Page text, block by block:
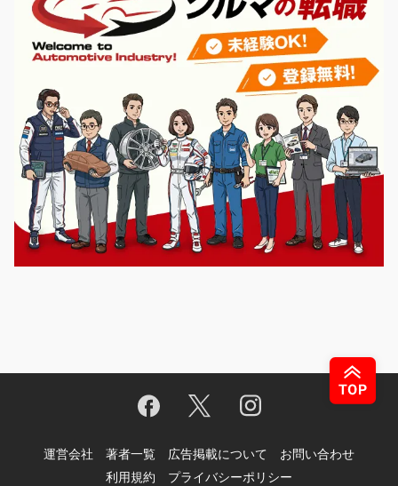
運営会社 著者一覧 広告掲載について
お問い合わせ
利用規約
プライバシーポリシー